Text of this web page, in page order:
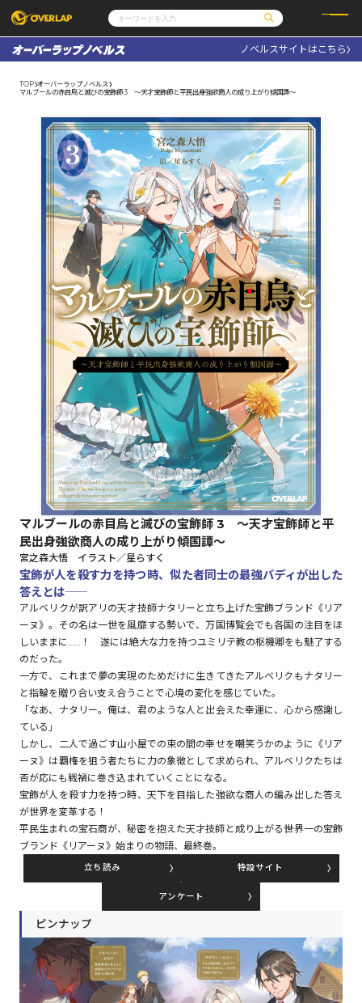
コミックガルド
コミッククリエ
LiQulle
ノベルス
ノベルスf
コミックエッセイ
ポケットモンスター
アニメ
ゲーム
OVERLAP STORE
オーバーラップ広報室
企業
会社概要
採用情報
アクセス
オーバーラップホールディングス
お問い合わせはこちら
オーバーラップ文庫
オーバーラップノベルス
オーバーラップノベルスf
ロサージュノベルス
コミックガルド
コミッククリエ
リキューレ
コミックパルフェ
コミックエッセイ
ノベルスサイトはこちら
TOP オーバーラップノベルス
マルブールの赤目烏と滅びの宝飾師 3 ～天才宝飾師と平民出身強欲商人の成り上がり傾国譚～
マルブールの赤目烏と滅びの宝飾師 3 ～天才宝飾師と平
民出身強欲商人の成り上がり傾国譚～
宮之森大悟 イラスト／星らすく
宝飾が人を殺す力を持つ時、似た者同士の最強バディが出した
答えとは――
アルベリクが訳アリの天才技師ナタリーと立ち上げた宝飾ブランド《リア
ーヌ》。その名は一世を風靡する勢いで、万国博覧会でも各国の注目をほ
しいままに……！ 遂には絶大な力を持つユミリテ教の枢機卿をも魅了する
のだった。
一方で、これまで夢の実現のためだけに生きてきたアルベリクもナタリー
と指輪を贈り合い支え合うことで心境の変化を感じていた。
「なあ、ナタリー。俺は、君のような人と出会えた幸運に、心から感謝し
ている」
しかし、二人で過ごす山小屋での束の間の幸せを嘲笑うかのように《リア
ーヌ》は覇権を狙う者たちに力の象徴として求められ、アルベリクたちは
否が応にも戦禍に巻き込まれていくことになる。
宝飾が人を殺す力を持つ時、天下を目指した強欲な商人の編み出した答え
が世界を変革する！
平民生まれの宝石商が、秘密を抱えた天才技師と成り上がる――世界一の宝飾
ブランド《リアーヌ》始まりの物語、最終巻。
立ち読み 特設サイト
アンケート
ピンナップ